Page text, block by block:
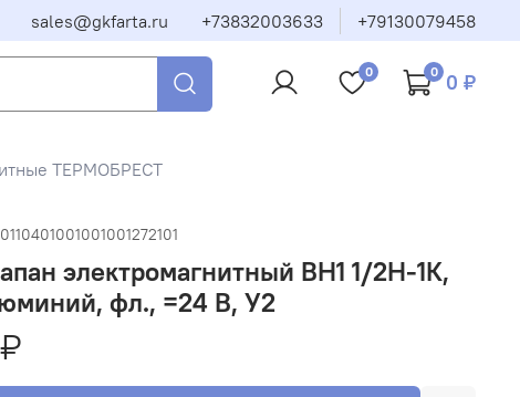
sales@gkfarta.ru +73832003633 +79130079458
0 0 0 ₽
ТЕРМОБРЕСТ
0110401001001001272101
электромагнитный ВН1 1/2Н-1К,
фл., =24 В, У2